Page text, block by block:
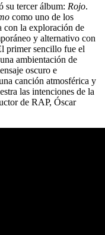
su tercer álbum: Rojo.
como uno de los
con la exploración de
y alternativo con
primer sencillo fue el
ambientación de
oscuro e
canción atmosférica y
las intenciones de la
de RAP, Óscar